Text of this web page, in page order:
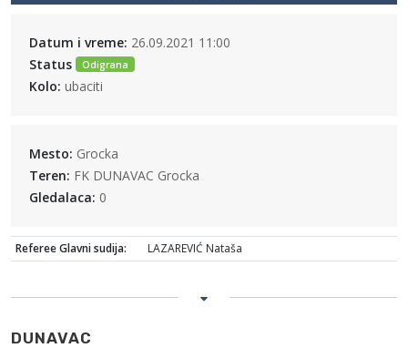
Datum i vreme: 26.09.2021 11:00
Status
Odigrana
Kolo: ubaciti
Mesto: Grocka
Teren: FK DUNAVAC Grocka
Gledalaca: 0
Referee Glavni sudija: LAZAREVIĆ Nataša
DUNAVAC